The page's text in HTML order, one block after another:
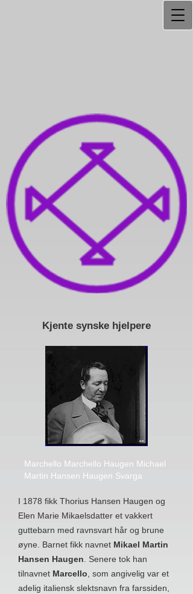
Kjente synske hjelpere
Marchello Marchello Haugen Michael
Martin Hansen Haugen Svarga
I 1878 fikk Thorius Hansen Haugen og
Elen Marie Mikaelsdatter et vakkert
guttebarn med ravnsvart hår og brune
øyne. Barnet fikk navnet Mikael Martin
Hansen Haugen . Senere tok han
tilnavnet Marcello , som angivelig var et
adelig italiensk slektsnavn fra farssiden,